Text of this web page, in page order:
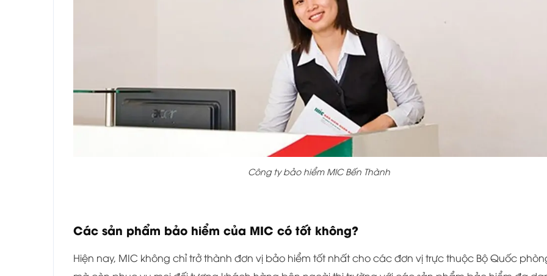
Công ty bảo hiểm MIC Bến Thành
Các sản phẩm bảo hiểm của MIC có tốt không?
Hiện nay, MIC không chỉ trở thành đơn vị bảo hiểm tốt nhất cho các đơn vị trực thuộc Bộ Quốc